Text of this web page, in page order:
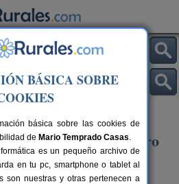
de Miranda de Ebro
BÁSICA SOBRE
básica sobre las cookies de
de Mario Temprado Casas.
es un pequeño archivo de
en tu pc, smartphone o tablet al
son nuestras y otras pertenecen a